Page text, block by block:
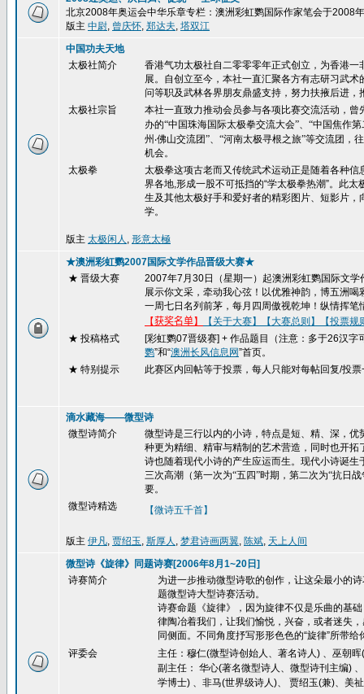
北京2008年奥运会中华乐章专栏：澳洲彩虹鹦国际作家笔会于2008
版主 中尉, 曾庆怀, 郑达夫, 塔双江
中国功夫天地
太极社简介
香港气功太极社自二零零零年正式创立，为香港
展。自创立至今，本社一直汇聚各方有志研习武
问等职及武林各界朋友鼎盛支持，努力扶掖后进，
太极社宗旨
本社一直致力推动会员参与各项比赛交流活动，
办的“中国珠海国际太极拳交流大会”、“中国焦作
州 ‧佛山交流团”、“河南太极寻根之旅”等交流团，
机会。
太极拳
太极拳这项古老而又传统武术运动正是随着各种
界各地,形成一股不可抵挡的“学太极拳热潮”。此
生及其他太极好手和爱好者的精彩图片、短影片
学。
版主 太极闲人 , 形意太極
★澳洲彩虹鹦2007国际文学作品晋级大赛★
★ 晋级大赛
2007年7 月 30日（星期一）起澳洲彩虹鹦国际文
展示你文采，牵动我心弦！以优雅神韵，博五洲喝
一周七日名列前茅，每月四周傲视乾坤！纵情挥笔
【获奖名单】 【关于大赛】 【大赛总则】
【投票规
★ 投稿格式
[彩虹鹦07晋级赛] + 作品题目（注意：多于26汉字
鹦”和“澳洲长风信息网”首页。
★ 特别提示
此赛区内回帖等于投票，每人只能对每帖回复/投票
滴水藏海——微型诗
微型诗简介
微型诗是三行以内的小诗，特点是短、精、深，
种更为精细、精审与精制的艺术营造，同时也开
诗也随着现代小诗的产生应运而生。现代小诗诞
三次高潮（第一次为“五四”时期，第二次为“抗日
要。
微型诗精选
【微诗五千首】
版主 伊凡, 贾绍玉, 斯厚人 , 梦君诗画两翼, 陈斌, 天上人间
微型诗《旋律》同题诗赛[2006年8月1~20日]
诗赛简介
为进一步推动微型诗歌的创作，让这朵最小的
题微型诗大型诗赛活动。
诗赛命题《旋律》，因为旋律不仅是乐曲的基
律陶冶着我们，让我们愉悦，兴奋，或者迷失
同侧面。不同角度抒写形形色色的“旋律”所带给
评委会
主任：穆仁(微型诗创始人、著名诗人) 、巫朝
副主任： 华心(著名微型诗人、微型诗刊主编)
学博士) 、非马(世界级诗人)、 贾绍玉(兼)、美